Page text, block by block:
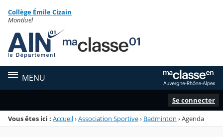
Menu de la rubrique
Contenu
Collège Émile Cizain
Montluel
MENU
Se connecter
Vous êtes ici : Accueil›Association Sportive› Badminton ›Agenda